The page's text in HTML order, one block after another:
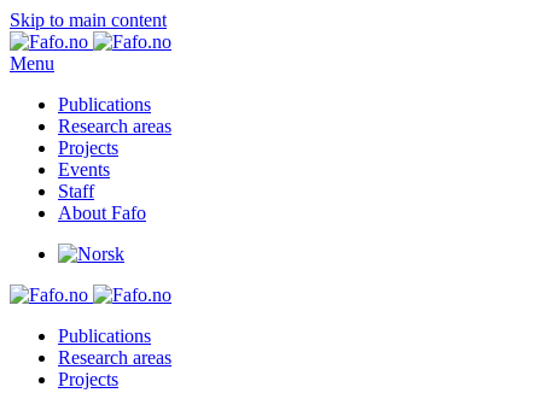
Skip to main content
Menu
Publications
Research areas
Projects
Events
Staff
About Fafo
Publications
Research areas
Projects